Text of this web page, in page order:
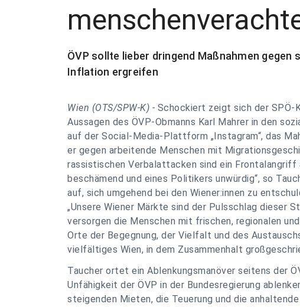
ÖVP sollte lieber dringend Maßnahmen gegen
Inflation ergreifen
Wien (OTS/SPW-K) - Schockiert zeigt sich der SPÖ-
Aussagen des ÖVP-Obmanns Karl Mahrer in den
auf der Social-Media-Plattform „Instagram“, das
er gegen arbeitende Menschen mit
rassistischen Verbalattacken sind ein Frontalangriff
beschämend und eines Politikers unwürdig“, so
auf, sich umgehend bei den Wiener:innen zu
„Unsere Wiener Märkte sind der Pulsschlag dieser
versorgen die Menschen mit frischen, regionalen
Orte der Begegnung, der Vielfalt und des
vielfältiges Wien, in dem Zusammenhalt
Taucher ortet ein Ablenkungsmanöver seitens der
Unfähigkeit der ÖVP in der Bundesregierung
steigenden Mieten, die Teuerung und die